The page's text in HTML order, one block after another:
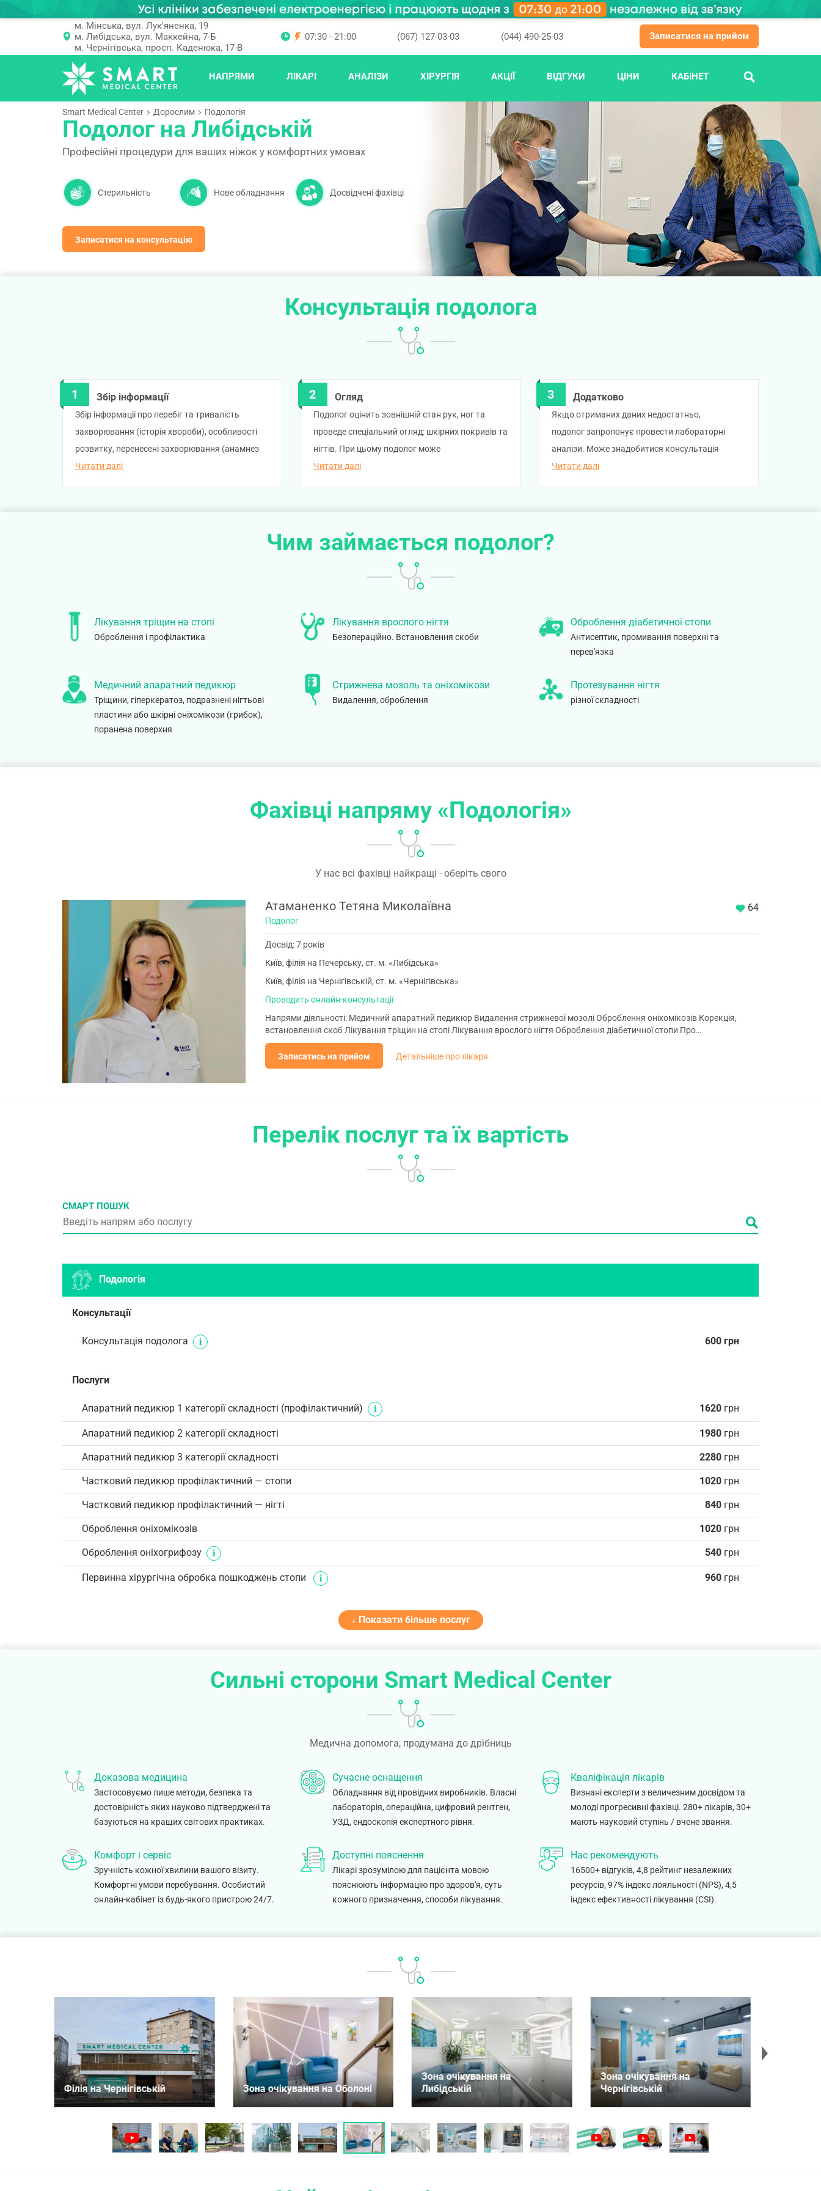
ПОШУК
м. Мінська, вул. Лук'яненка, 19
м. Либідська, вул. Маккейна, 7-Б
м. Чернігівська, просп. Каденюка, 17-В
07:30 - 21:00 (067) 127-03-03 (044) 490-25-03 Записатися на прийом
НАПРЯМИ ЛІКАРІ АНАЛІЗИ ХІРУРГІЯ АКЦІЇ ВІДГУКИ ЦІНИ КАБІНЕТ
Smart Medical Center Дорослим Подологія
Подолог на Либідській
Професійні процедури для ваших ніжок у комфортних умовах
Стерильність Нове обладнання Досвідчені фахівці
Записатися на консультацію
Консультація подолога
Збір інформації
Збір інформації про перебіг та тривалість
захворювання (історія хвороби), особливості
розвитку, перенесені захворювання (анамнез
життя).
Читати далі
Огляд
Подолог оцінить зовнішній стан рук, ног та
проведе спеціальний огляд: шкірних покривів та
нігтів. При цьому подолог може
використовувати спеціальне збільшувальне
Читати далі
Додатково
Якщо отриманих даних недостатньо,
подолог запропонує провести лабораторні
аналізи. Може знадобитися консультація
суміжного спеціаліста (дерматолога,
Читати далі
Чим займається подолог?
Лікування тріщин на стопі
Оброблення і профілактика
Лікування врослого нігтя
Безопераційно. Встановлення скоби
Оброблення діабетичної стопи
Антисептик, промивання поверхні та
перев'язка
Медичний апаратний педикюр
Тріщини, гіперкератоз, подразнені нігтьові
пластини або шкірні оніхомікози (грибок),
поранена поверхня
Стрижнева мозоль та оніхомікози
Видалення, оброблення
Протезування нігтя
різної складності
Фахівці напряму «Подологія»
У нас всі фахівці найкращі - оберіть свого
64
Атаманенко Тетяна Миколаївна
Подолог
Досвід: 7 років
Київ, філія на Печерську, ст. м. «Либідська»
Київ, філія на Чернігівській, ст. м. «Чернігівська»
Проводить онлайн-консультації
Напрями діяльності: Медичний апаратний педикюр Видалення стрижневої мозолі Оброблення оніхомікозів Корекція,
встановлення скоб Лікування тріщин на стопі Лікування врослого нігтя Оброблення діабетичної стопи Про…
Записатись на прийом Детальніше про лікаря
Перелік послуг та їх вартість
СМАРТ ПОШУК
Подологія
Консультації
600 грн
Консультація подолога
Послуги
1620 грн
Апаратний педикюр 1 категорії складності (профілактичний)
1980 грн
Апаратний педикюр 2 категорії складності
2280 грн
Апаратний педикюр 3 категорії складності
1020 грн
Частковий педикюр профілактичний — стопи
840 грн
Частковий педикюр профілактичний — нігті
1020 грн
Оброблення оніхомікозів
540 грн
Оброблення оніхогрифозу
960 грн
Первинна хірургічна обробка пошкоджень стопи
↓ Показати більше послуг
Сильні сторони Smart Medical Center
Медична допомога, продумана до дрібниць
Доказова медицина
Застосовуємо лише методи, безпека та
достовірність яких науково підтверджені та
базуються на кращих світових практиках.
Сучасне оснащення
Обладнання від провідних виробників. Власні
лабораторія, операційна, цифровий рентген,
УЗД, ендоскопія експертного рівня.
Кваліфікація лікарів
Визнані експерти з величезним досвідом та
молоді прогресивні фахівці. 280+ лікарів, 30+
мають науковий ступінь / вчене звання.
Комфорт і сервіс
Зручність кожної хвилини вашого візиту.
Комфортні умови перебування. Особистий
онлайн-кабінет із будь-якого пристрою 24/7.
Доступні пояснення
Лікарі зрозумілою для пацієнта мовою
пояснюють інформацію про здоров'я, суть
кожного призначення, способи лікування.
Нас рекомендують
16500+ відгуків, 4,8 рейтинг незалежних
ресурсів, 97% індекс лояльності (NPS), 4,5
індекс ефективності лікування (CSI).
Зона очікування на Оболоні
Зона очікування на
Либідській
Зона очікування на
Чернігівській
Спробуйте нашу каву